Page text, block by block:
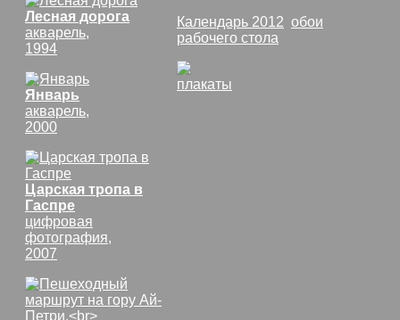
Лесная дорога
акварель,
1994
Январь
акварель,
2000
Царская тропа в
Гаспре
цифровая
фотография,
2007
Календарь 2012 обои
рабочего стола
плакаты